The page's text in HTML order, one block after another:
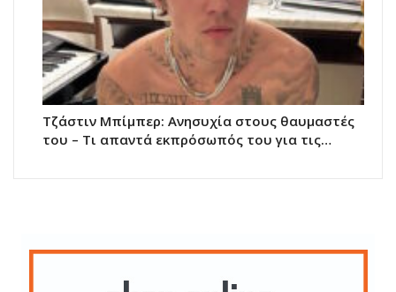
Τζάστιν Μπίμπερ: Ανησυχία στους θαυμαστές
του – Τι απαντά εκπρόσωπός του για τις…